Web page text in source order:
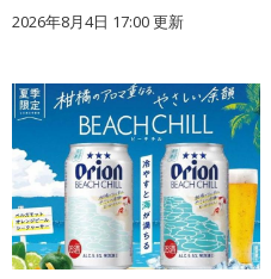
2026年8月4日 17:00更新